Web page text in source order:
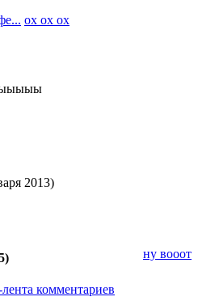
ох ох ох
2013)
ну вооот
)
комментариев